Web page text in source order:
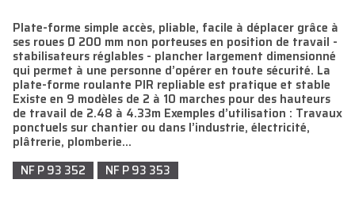
Plate-forme simple accès, pliable, facile à déplacer grâce à
ses roues Ø 200 mm non porteuses en position de travail -
stabilisateurs réglables - plancher largement dimensionné
qui permet à une personne d’opérer en toute sécurité. La
plate-forme roulante PIR repliable est pratique et stable
Existe en 9 modèles de 2 à 10 marches pour des hauteurs
de travail de 2.48 à 4.33m Exemples d’utilisation : Travaux
ponctuels sur chantier ou dans l’industrie, électricité,
plâtrerie, plomberie…
NF P 93 352
NF P 93 353